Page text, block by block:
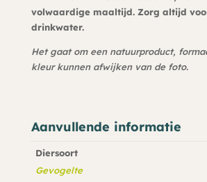
volwaardige maaltijd. Zorg altijd
drinkwater.
Het gaat om een natuurproduct,
kleur kunnen afwijken van de foto.
Aanvullende informatie
Diersoort
Gevogelte